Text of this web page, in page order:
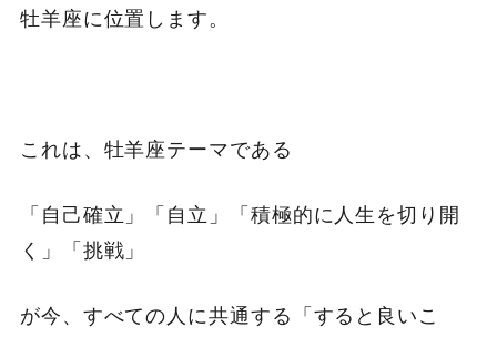
牡羊座に位置します。
これは、牡羊座テーマである
「自己確立」「自立」「積極的に人生を切り開
く」「挑戦」
が今、すべての人に共通する「すると良いこ